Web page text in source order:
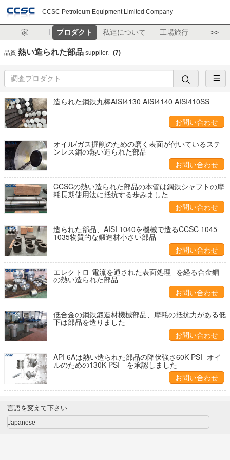
CCSC Petroleum Equipment Limited Company
家 プロダクト 私達について 工場旅行 >>
品質 熱い造られた部品 supplier. (7)
造られた鋼鉄丸棒AISI4130 AISI4140 AISI410SS
お問い合わせ
オイル/ガス掘削のための磨く表面が付いているステ
ンレス鋼の熱い造られた部品
お問い合わせ
CCSCの熱い造られた部品の本管は鋼鉄シャフトの摩
耗長期使用法に抵抗する歩みました
お問い合わせ
造られた部品、AISI 1040を機械で造るCCSC 1045
1035物質的な鍛造材小さい部品
お問い合わせ
エレクトロ-電流を通された表面処理--を経る合金鋼
の熱い造られた部品
お問い合わせ
低合金の鋼鉄鍛造材機械部品、摩耗の抵抗力がある低
下は部品を造りました
お問い合わせ
API 6Aは熱い造られた部品の降伏強さ60K PSI -オイ
ルのための130K PSI --を承認しました
お問い合わせ
言語を変えて下さい
Japanese